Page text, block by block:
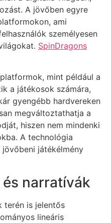
A jövőben egyre
ami
személyesen
SpinDragons
mint például a
a játékosok számára,
gyengébb hardvereken
megváltoztathatja a
hiszen nem mindenki
A technológia
játékélmény
narratívák
terén is jelentős
lineáris